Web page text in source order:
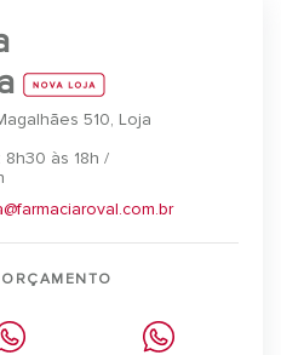
510, Loja
às 18h /